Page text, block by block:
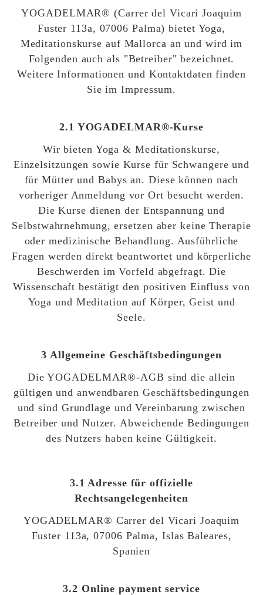
YOGADELMAR® (Carrer del Vicari Joaquim
Fuster 113a, 07006 Palma) bietet Yoga,
Meditationskurse auf Mallorca an und wird im
Folgenden auch als "Betreiber" bezeichnet.
Weitere Informationen und Kontaktdaten finden
Sie im Impressum.
2.1 YOGADELMAR®-Kurse
Wir bieten Yoga & Meditationskurse,
Einzelsitzungen sowie Kurse für Schwangere und
für Mütter und Babys an. Diese können nach
vorheriger Anmeldung vor Ort besucht werden.
Die Kurse dienen der Entspannung und
Selbstwahrnehmung, ersetzen aber keine Therapie
oder medizinische Behandlung. Ausführliche
Fragen werden direkt beantwortet und körperliche
Beschwerden im Vorfeld abgefragt. Die
Wissenschaft bestätigt den positiven Einfluss von
Yoga und Meditation auf Körper, Geist und
Seele.
3 Allgemeine Geschäftsbedingungen
Die YOGADELMAR®-AGB sind die allein
gültigen und anwendbaren Geschäftsbedingungen
und sind Grundlage und Vereinbarung zwischen
Betreiber und Nutzer. Abweichende Bedingungen
des Nutzers haben keine Gültigkeit.
3.1 Adresse für offizielle
Rechtsangelegenheiten
YOGADELMAR® Carrer del Vicari Joaquim
Fuster 113a, 07006 Palma, Islas Baleares,
Spanien
3.2 Online payment service